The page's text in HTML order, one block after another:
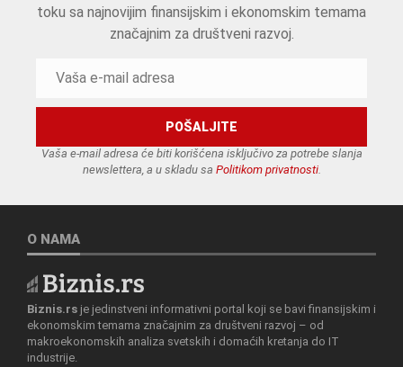
toku sa najnovijim finansijskim i ekonomskim temama
značajnim za društveni razvoj.
Vaša e-mail adresa će biti korišćena isključivo za potrebe slanja
newslettera, a u skladu sa Politikom privatnosti.
O NAMA
Biznis.rs je jedinstveni informativni portal koji se bavi finansijskim i
ekonomskim temama značajnim za društveni razvoj – od
makroekonomskih analiza svetskih i domaćih kretanja do IT
industrije.